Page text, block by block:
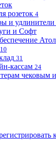
розеток 4
и удлинители
и Софт
Атол
10
31
кассам 24
чековым